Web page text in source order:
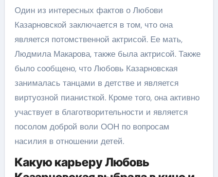
Один из интересных фактов о Любови
Казарновской заключается в том, что она
является потомственной актрисой. Ее мать,
Людмила Макарова, также была актрисой. Также
было сообщено, что Любовь Казарновская
занималась танцами в детстве и является
виртуозной пианисткой. Кроме того, она активно
участвует в благотворительности и является
посолом доброй воли ООН по вопросам
насилия в отношении детей.
Какую карьеру Любовь